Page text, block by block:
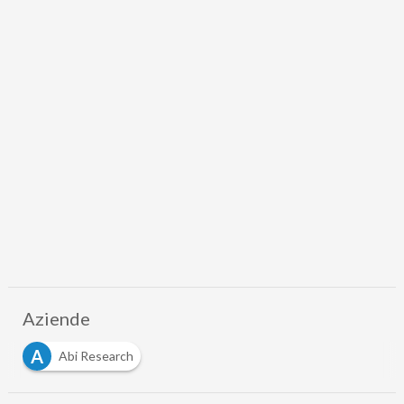
Aziende
A
Abi Research